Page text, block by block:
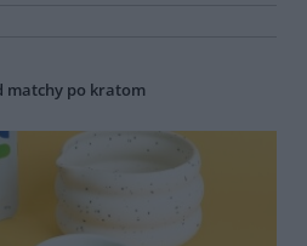
matchy po kratom